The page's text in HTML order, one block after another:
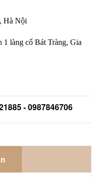
Hà Nội
1 làng cổ Bát Tràng, Gia
- 0987846706